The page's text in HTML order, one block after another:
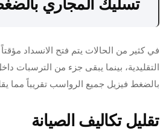
تسليك المجاري
في كثير من الحالات يتم فتح الانسداد
التقليدية، بينما يبقى جزء من الترسبات
بالضغط فيزيل جميع الرواسب تقريباً مما
تقليل تكاليف الصيانة